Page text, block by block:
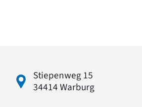
Stiepenweg 15
34414 Warburg